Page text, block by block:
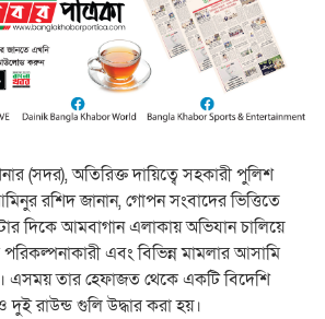
(সদর), অতিরিক্ত দায়িত্বে সহকারী পুলিশ
রশিদ জানান, গোপন সংবাদের ভিত্তিতে
দিকে আমবাগান এলাকায় অভিযান চালিয়ে
এবং বিভিন্ন মামলার আসামি
এসময় তার হেফাজত থেকে একটি বিদেশি
দুই রাউন্ড গুলি উদ্ধার করা হয়।